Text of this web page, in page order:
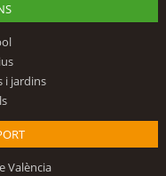
i jardins
València